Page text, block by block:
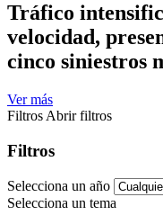
Tráfico
velocidad,
cinco siniestros
Ver más
Filtros Abrir filtros
Filtros
Selecciona un año
Selecciona un tema